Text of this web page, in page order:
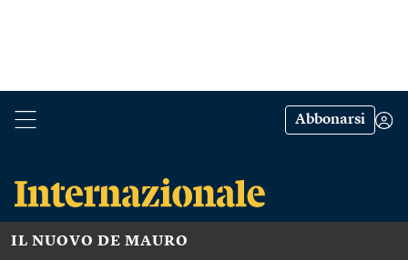
Abbonarsi
IL NUOVO DE MAURO